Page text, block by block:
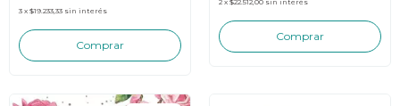
3 x $19.233,33 sin interés